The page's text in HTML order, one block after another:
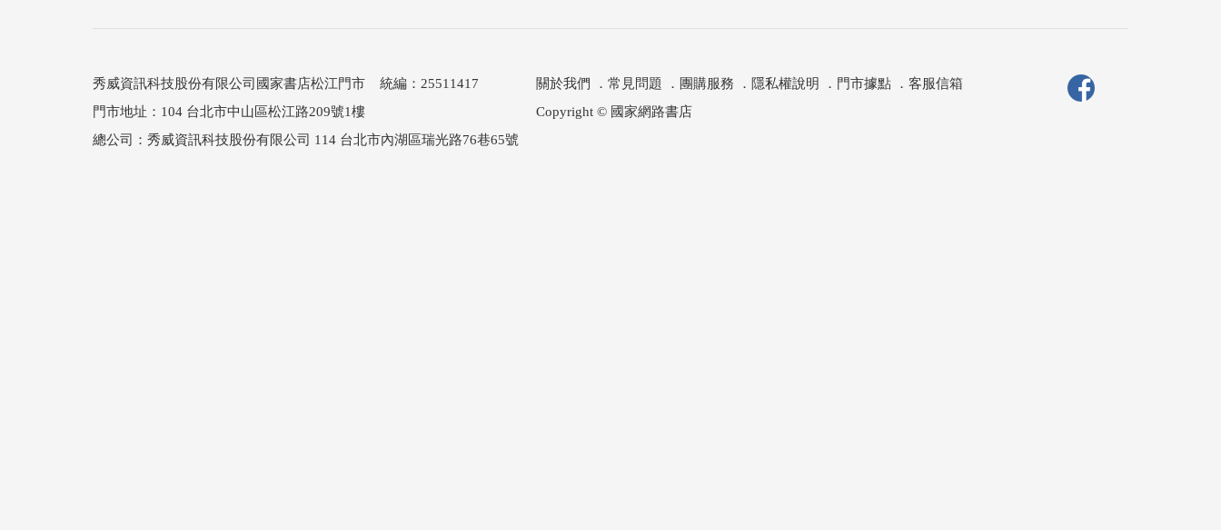
秀威資訊科技股份有限公司國家書店松江門市 統編：25511417
門市地址：104 台北市中山區松江路209號1樓
關於我們 ． 常見問題 ． 團購服務 ． 隱私權說明 ． 門市據點． 客服信箱
Copyright © 國家網路書店
總公司：秀威資訊科技股份有限公司 114 台北市內湖區瑞光路76巷65號